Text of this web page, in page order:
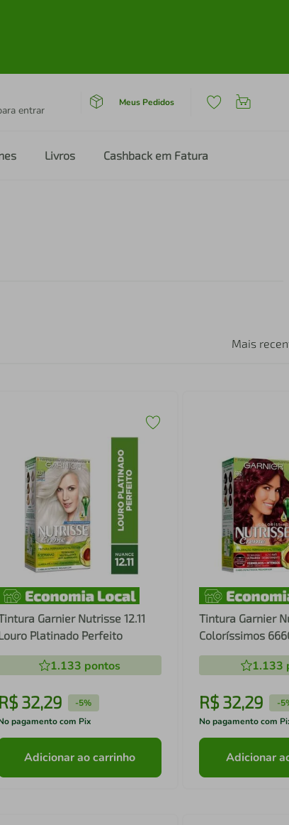
entrar
Meus Pedidos
Livros Cashback em Fatura
Mais
Garnier Nutrisse 12.11
Platinado Perfeito
1.133 pontos
R$ 32,29 -5%
pagamento com Pix
Adicionar ao carrinho
Tintura Garnier
Coloríssimos
1.133
R$32,29 -
No pagamento com
Adicionar